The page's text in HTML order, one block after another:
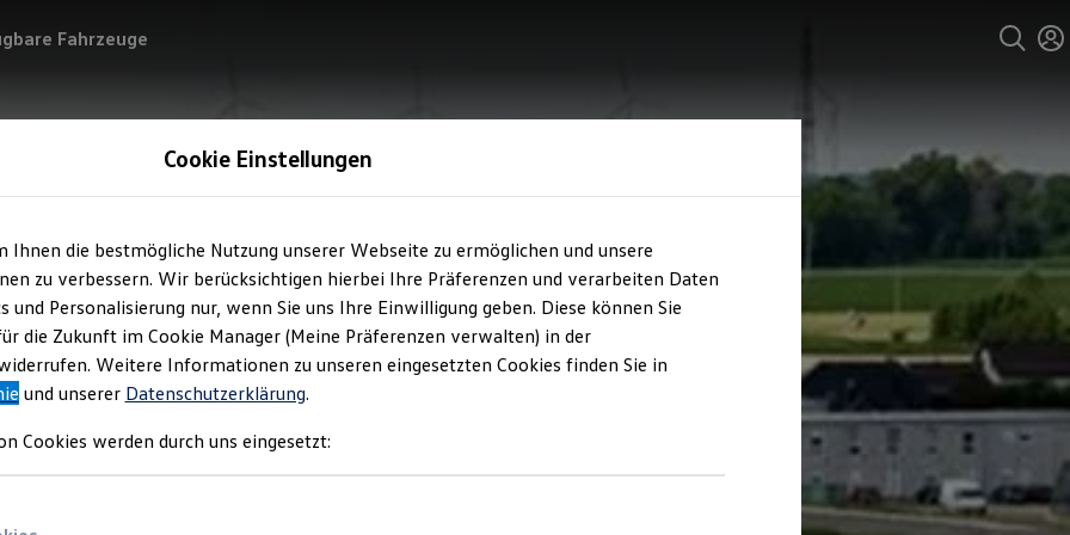
Fahrzeuge
Cookie Einstellungen
Ihnen die bestmögliche Nutzung unserer Webseite zu ermöglichen und unsere
zu verbessern. Wir berücksichtigen hierbei Ihre Präferenzen und verarbeiten Daten
Personalisierung nur, wenn Sie uns Ihre Einwilligung geben. Diese können Sie
die Zukunft im Cookie Manager (Meine Präferenzen verwalten) in der
Weitere Informationen zu unseren eingesetzten Cookies finden Sie in
und unserer Datenschutzerklärung.
Cookies werden durch uns eingesetzt: